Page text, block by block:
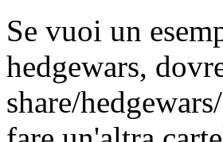
Se vuoi un
hedgewars,
share/